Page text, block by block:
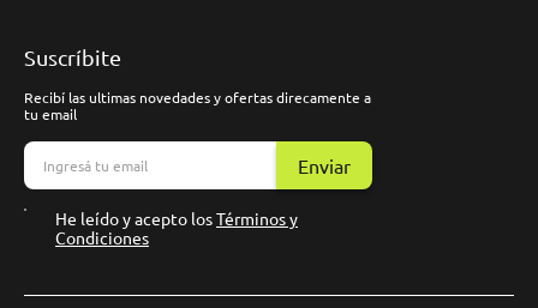
Suscríbite
Recibí las ultimas novedades y ofertas direcamente a
tu email
Enviar
He leído y acepto losTérminos y
Condiciones